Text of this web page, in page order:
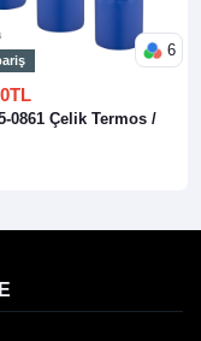
6
0861 Çelik Termos /